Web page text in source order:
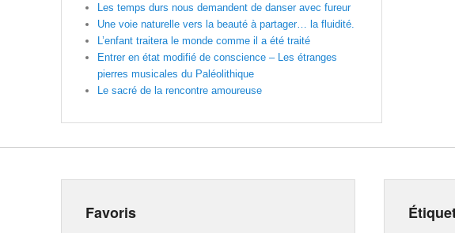
Les temps durs nous demandent de danser avec fureur
Une voie naturelle vers la beauté à partager… la fluidité.
L’enfant traitera le monde comme il a été traité
Entrer en état modifié de conscience – Les étranges
pierres musicales du Paléolithique
Le sacré de la rencontre amoureuse
Favoris